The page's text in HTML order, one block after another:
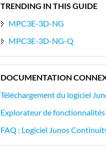
TRENDING IN THIS GUIDE
MPC3E-3D-NG
MPC3E-3D-NG-Q
DOCUMENTATION
Téléchargement du logiciel
Explorateur de
FAQ : Logiciel Junos